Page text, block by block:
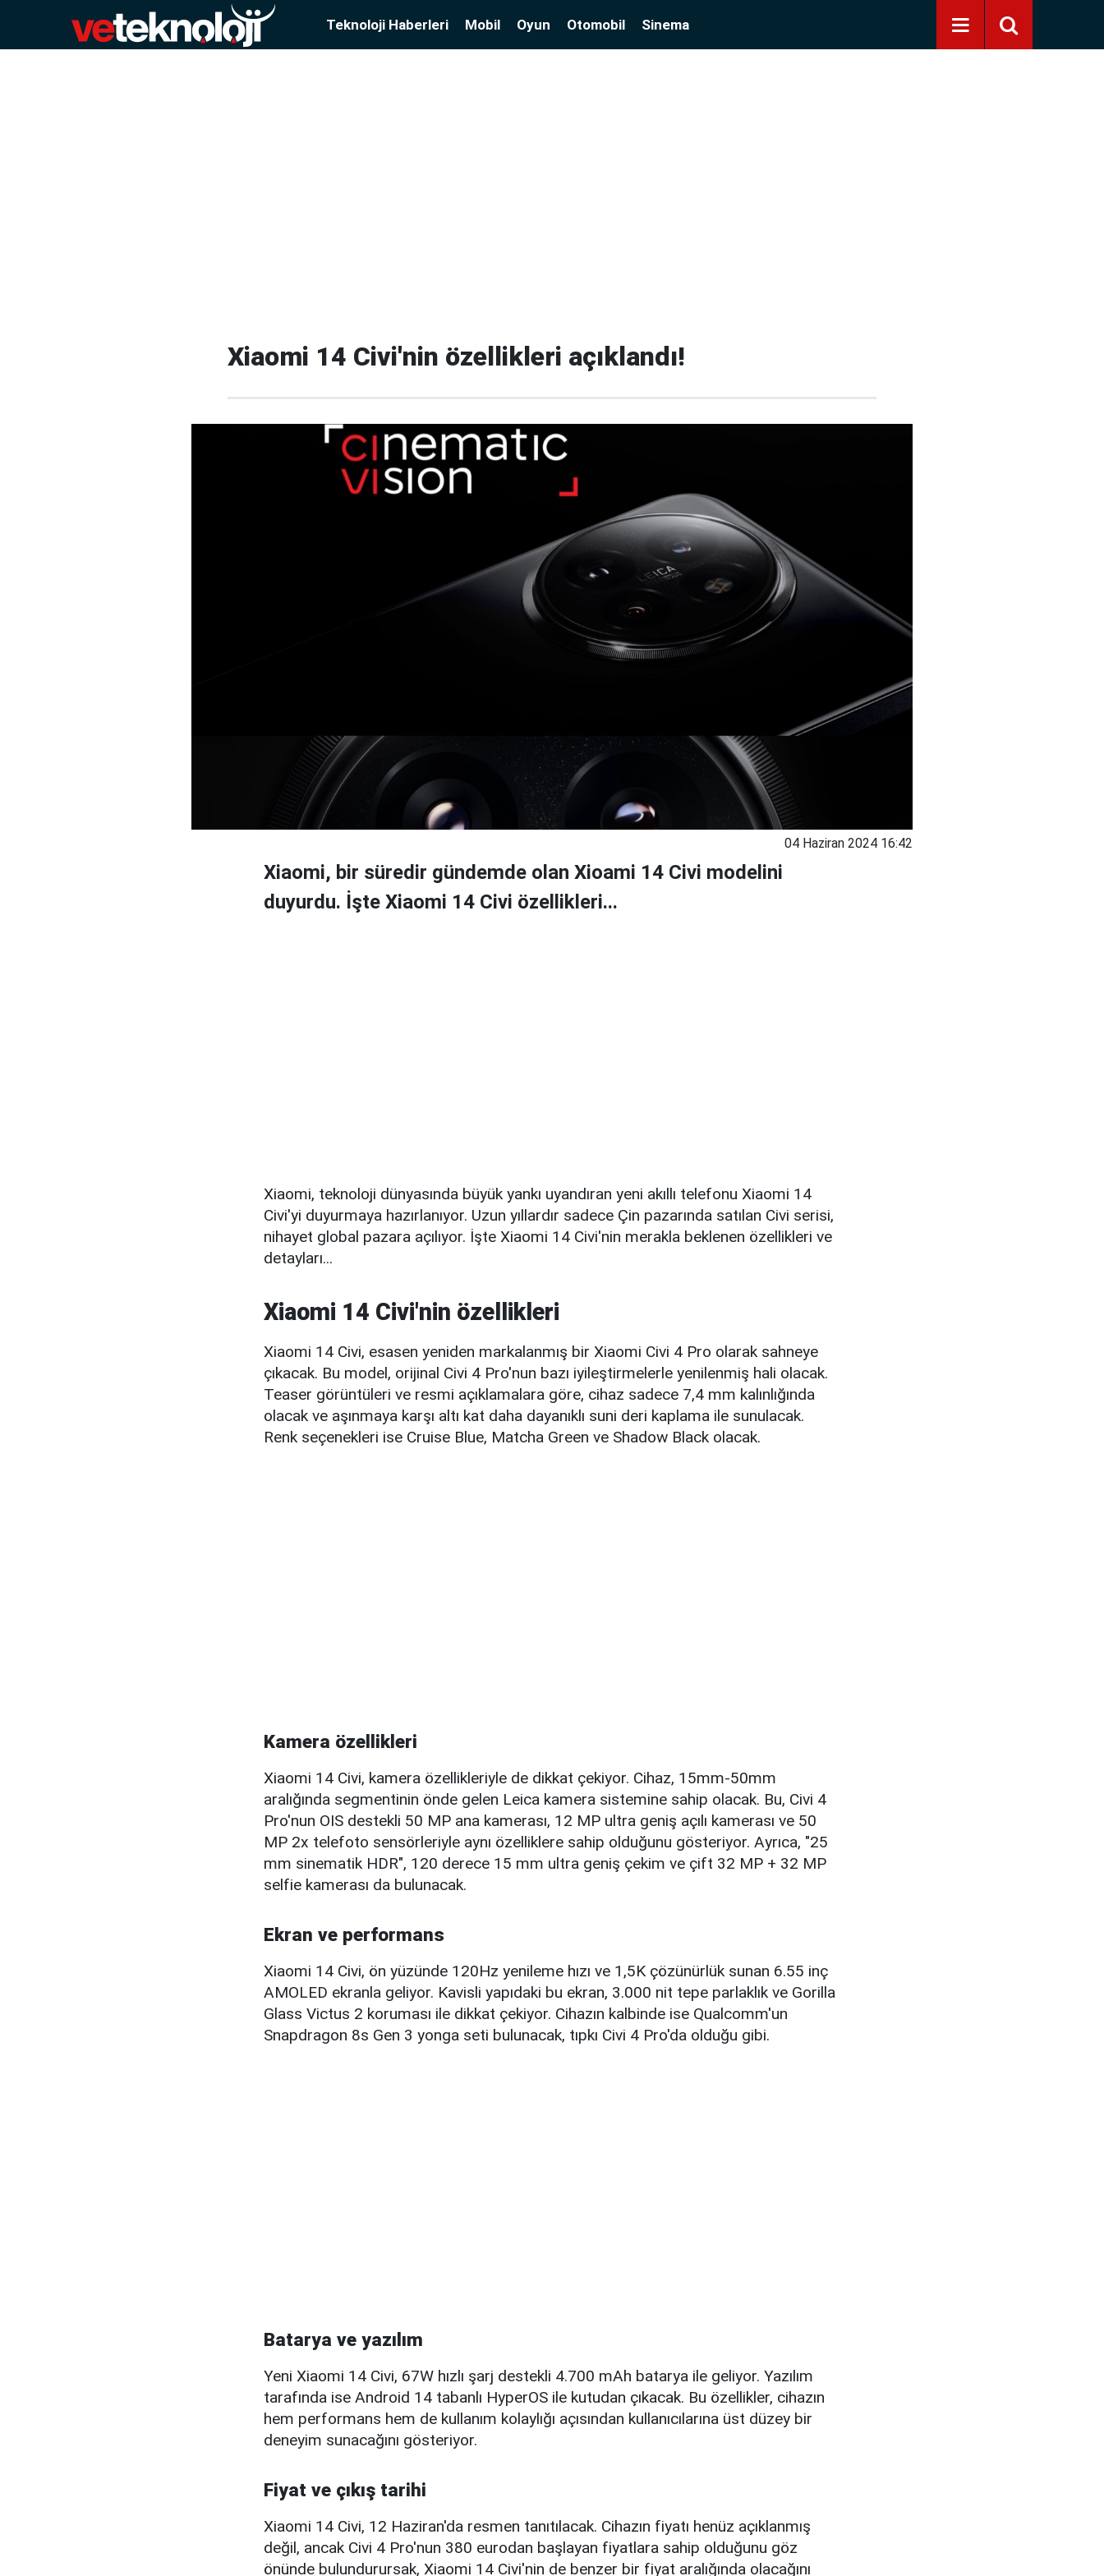
Teknoloji Haberleri Mobil Oyun Otomobil Sinema
Xiaomi 14 Civi'nin özellikleri açıklandı!
04 Haziran 2024 16:42
Xiaomi, bir süredir gündemde olan Xioami 14 Civi modelini
duyurdu. İşte Xiaomi 14 Civi özellikleri...
Xiaomi, teknoloji dünyasında büyük yankı uyandıran yeni akıllı telefonu Xiaomi 14
Civi'yi duyurmaya hazırlanıyor. Uzun yıllardır sadece Çin pazarında satılan Civi serisi,
nihayet global pazara açılıyor. İşte Xiaomi 14 Civi'nin merakla beklenen özellikleri ve
detayları...
Xiaomi 14 Civi'nin özellikleri
Xiaomi 14 Civi, esasen yeniden markalanmış bir Xiaomi Civi 4 Pro olarak sahneye
çıkacak. Bu model, orijinal Civi 4 Pro'nun bazı iyileştirmelerle yenilenmiş hali olacak.
Teaser görüntüleri ve resmi açıklamalara göre, cihaz sadece 7,4 mm kalınlığında
olacak ve aşınmaya karşı altı kat daha dayanıklı suni deri kaplama ile sunulacak.
Renk seçenekleri ise Cruise Blue, Matcha Green ve Shadow Black olacak.
Kamera özellikleri
Xiaomi 14 Civi, kamera özellikleriyle de dikkat çekiyor. Cihaz, 15mm-50mm
aralığında segmentinin önde gelen Leica kamera sistemine sahip olacak. Bu, Civi 4
Pro'nun OIS destekli 50 MP ana kamerası, 12 MP ultra geniş açılı kamerası ve 50
MP 2x telefoto sensörleriyle aynı özelliklere sahip olduğunu gösteriyor. Ayrıca, "25
mm sinematik HDR", 120 derece 15 mm ultra geniş çekim ve çift 32 MP + 32 MP
selfie kamerası da bulunacak.
Ekran ve performans
Xiaomi 14 Civi, ön yüzünde 120Hz yenileme hızı ve 1,5K çözünürlük sunan 6.55 inç
AMOLED ekranla geliyor. Kavisli yapıdaki bu ekran, 3.000 nit tepe parlaklık ve Gorilla
Glass Victus 2 koruması ile dikkat çekiyor. Cihazın kalbinde ise Qualcomm'un
Snapdragon 8s Gen 3 yonga seti bulunacak, tıpkı Civi 4 Pro'da olduğu gibi.
Batarya ve yazılım
Yeni Xiaomi 14 Civi, 67W hızlı şarj destekli 4.700 mAh batarya ile geliyor. Yazılım
tarafında ise Android 14 tabanlı HyperOS ile kutudan çıkacak. Bu özellikler, cihazın
hem performans hem de kullanım kolaylığı açısından kullanıcılarına üst düzey bir
deneyim sunacağını gösteriyor.
Fiyat ve çıkış tarihi
Xiaomi 14 Civi, 12 Haziran'da resmen tanıtılacak. Cihazın fiyatı henüz açıklanmış
değil, ancak Civi 4 Pro'nun 380 eurodan başlayan fiyatlara sahip olduğunu göz
önünde bulundurursak, Xiaomi 14 Civi'nin de benzer bir fiyat aralığında olacağını